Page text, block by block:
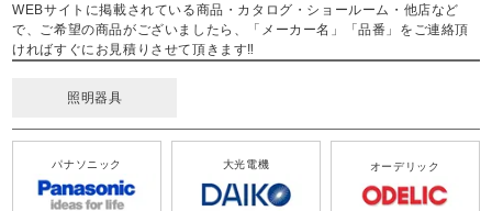
WEBサイトに掲載されている商品・カタログ・ショールーム・他店など
で、ご希望の商品がございましたら、「メーカー名」「品番」をご連絡頂
ければすぐにお見積りさせて頂きます‼
照明器具
パナソニック 大光電機 オーデリック